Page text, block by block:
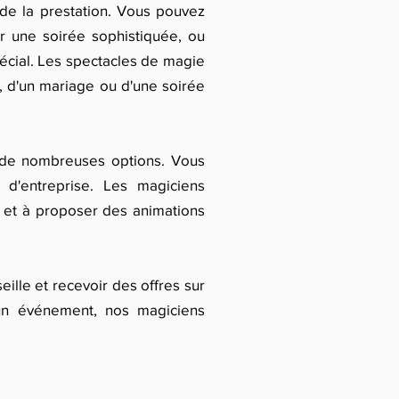
la prestation. Vous pouvez
une soirée sophistiquée, ou
Les spectacles de magie
mariage ou d'une soirée
nombreuses options. Vous
Les magiciens
à proposer des animations
et recevoir des offres sur
nos magiciens